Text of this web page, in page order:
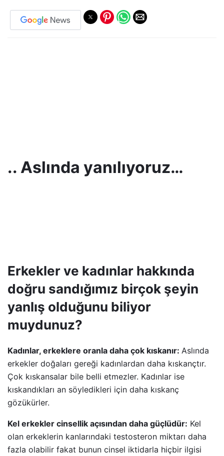
.. Aslında yanılıyoruz…
Erkekler ve kadınlar hakkında
doğru sandığımız birçok şeyin
yanlış olduğunu biliyor
muydunuz?
Kadınlar, erkeklere oranla daha çok kıskanır: Aslında
erkekler doğaları gereği kadınlardan daha kıskançtır.
Çok kıskansalar bile belli etmezler. Kadınlar ise
kıskandıkları an söyledikleri için daha kıskanç
gözükürler.
Kel erkekler cinsellik açısından daha güçlüdür: Kel
olan erkeklerin kanlarındaki testosteron miktarı daha
fazla olabilir fakat bunun cinsel iktidarla hiçbir ilgisi